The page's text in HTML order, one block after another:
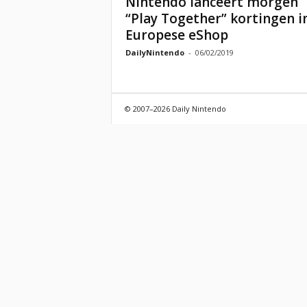
“Play Together” kortingen
Europese eShop
DailyNintendo - 06/02/2019
© 2007–2026 Daily Nintendo